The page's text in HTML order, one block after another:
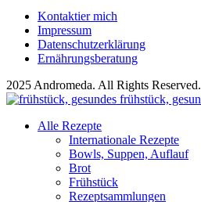
Kontaktier mich
Impressum
Datenschutzerklärung
Ernährungsberatung
2025 Andromeda. All Rights Reserved.
Alle Rezepte
Internationale Rezepte
Bowls, Suppen, Auflauf
Brot
Frühstück
Rezeptsammlungen